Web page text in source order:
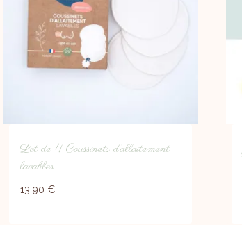
Lot de 4 Coussinets d’allaitement
lavables
13,90 €